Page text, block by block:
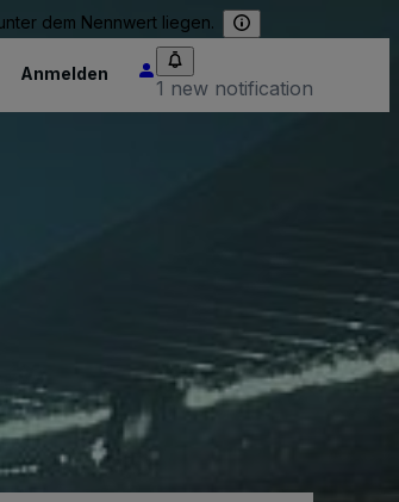
dem Nennwert liegen.
Anmelden
1 new notification